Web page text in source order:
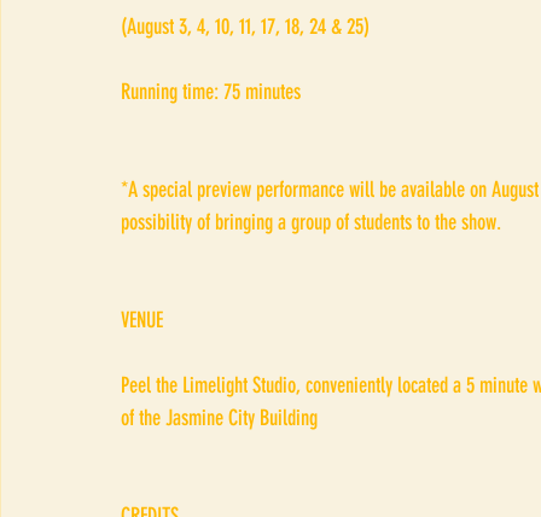
(August 3, 4, 10, 11, 17, 18, 24 & 25)
Running time: 75 minutes
*A special preview performance will be available on
possibility of bringing a group of students to the show.
VENUE
Peel the Limelight Studio, conveniently located a 5 minute
of the Jasmine City Building